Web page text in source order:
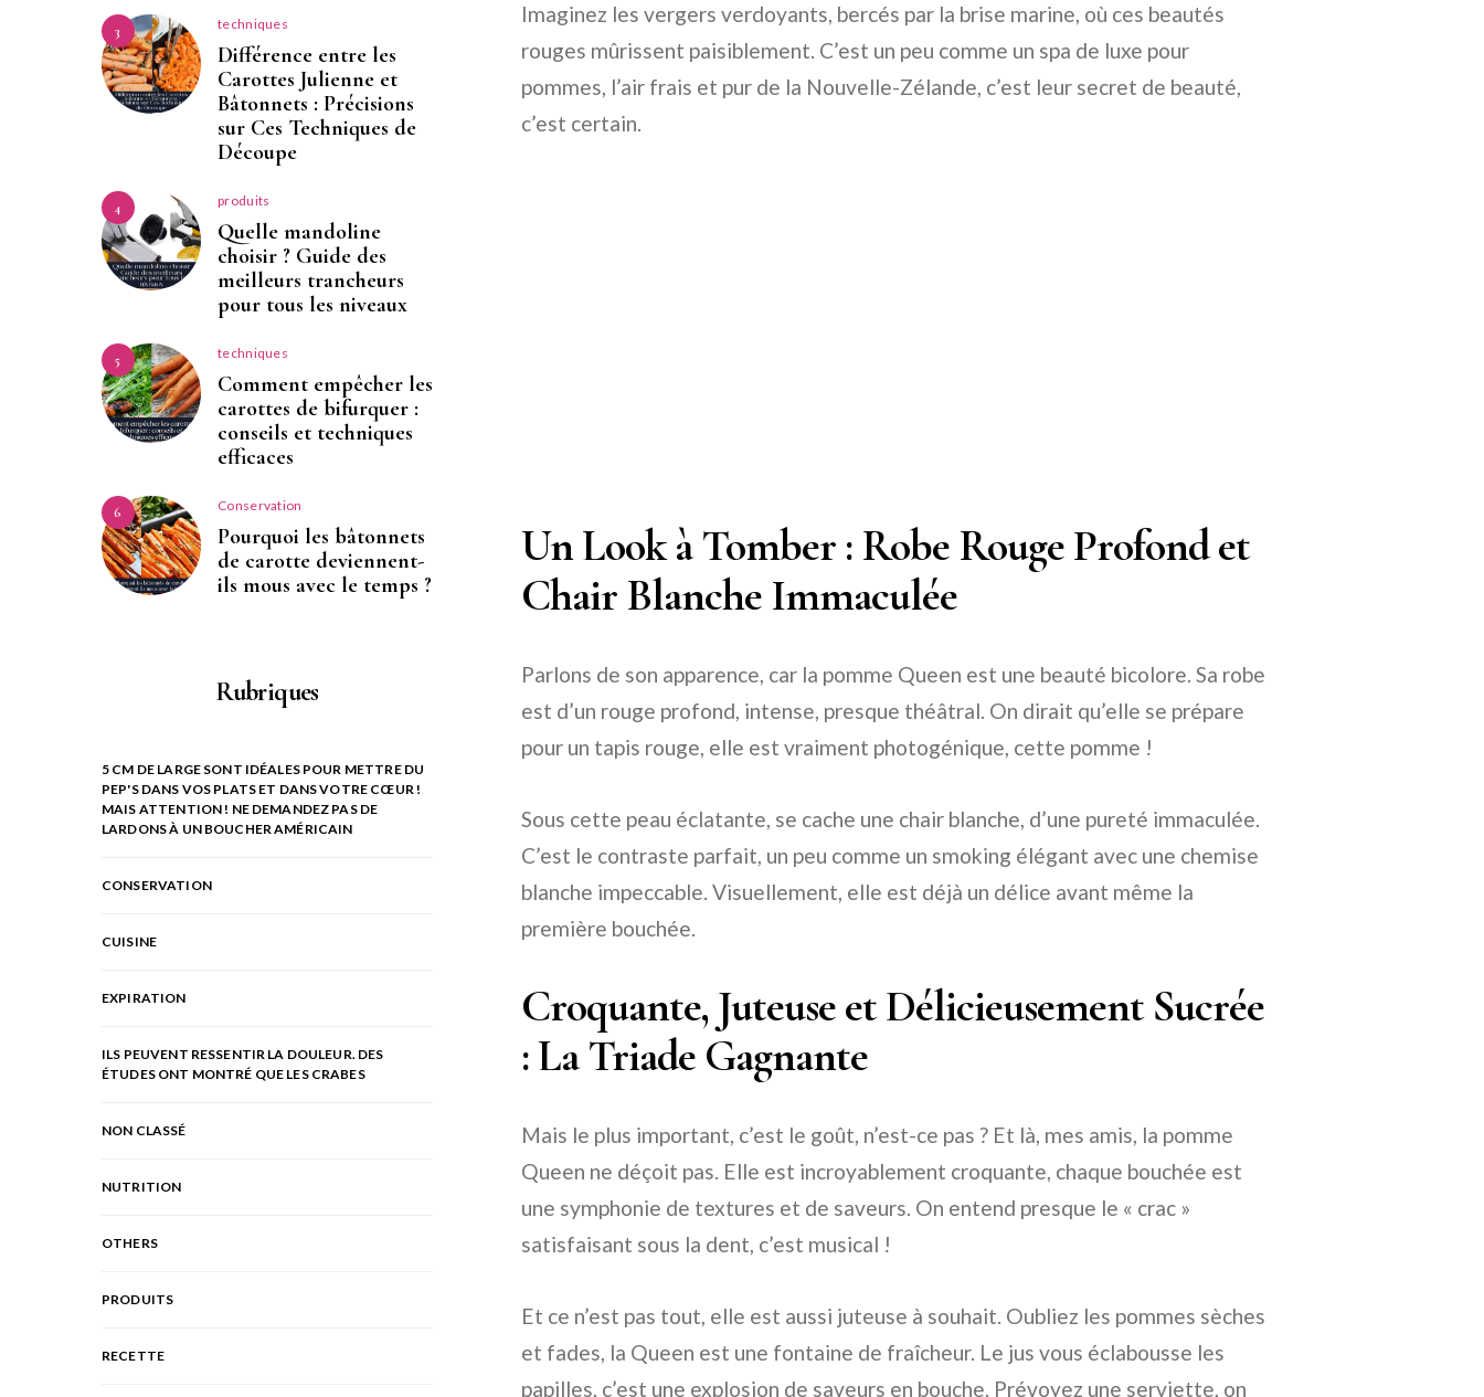
Imaginez les vergers verdoyants, bercés par la brise marine, où ces beautés
rouges mûrissent paisiblement. C’est un peu comme un spa de luxe pour
pommes, l’air frais et pur de la Nouvelle-Zélande, c’est leur secret de beauté,
c’est certain.
Un Look à Tomber : Robe Rouge Profond et
Chair Blanche Immaculée
Parlons de son apparence, car la pomme Queen est une beauté bicolore. Sa robe
est d’un rouge profond, intense, presque théâtral. On dirait qu’elle se prépare
pour un tapis rouge, elle est vraiment photogénique, cette pomme !
Sous cette peau éclatante, se cache une chair blanche, d’une pureté immaculée.
C’est le contraste parfait, un peu comme un smoking élégant avec une chemise
blanche impeccable. Visuellement, elle est déjà un délice avant même la
première bouchée.
Croquante, Juteuse et Délicieusement Sucrée
: La Triade Gagnante
Mais le plus important, c’est le goût, n’est-ce pas ? Et là, mes amis, la pomme
Queen ne déçoit pas. Elle est incroyablement croquante, chaque bouchée est
une symphonie de textures et de saveurs. On entend presque le « crac »
satisfaisant sous la dent, c’est musical !
Et ce n’est pas tout, elle est aussi juteuse à souhait. Oubliez les pommes sèches
et fades, la Queen est une fontaine de fraîcheur. Le jus vous éclabousse les
papilles, c’est une explosion de saveurs en bouche. Prévoyez une serviette, on
3 techniques
Différence entre les
Carottes Julienne et
Bâtonnets : Précisions
sur Ces Techniques de
Découpe
4 produits
Quelle mandoline
choisir ? Guide des
meilleurs trancheurs
pour tous les niveaux
5 techniques
Comment empêcher les
carottes de bifurquer :
conseils et techniques
efficaces
6 Conservation
Pourquoi les bâtonnets
de carotte deviennent-
ils mous avec le temps ?
Rubriques
5 CM DE LARGE SONT IDÉALES POUR METTRE DU
PEP'S DANS VOS PLATS ET DANS VOTRE CŒUR !
MAIS ATTENTION ! NE DEMANDEZ PAS DE
LARDONS À UN BOUCHER AMÉRICAIN
CONSERVATION
CUISINE
EXPIRATION
ILS PEUVENT RESSENTIR LA DOULEUR. DES
ÉTUDES ONT MONTRÉ QUE LES CRABES
NON CLASSÉ
NUTRITION
OTHERS
PRODUITS
RECETTE